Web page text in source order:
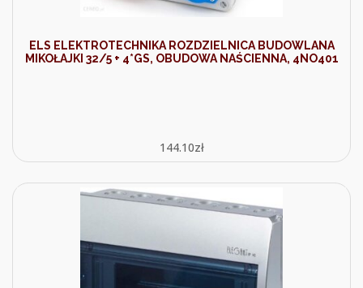
ELS ELEKTROTECHNIKA ROZDZIELNICA BUDOWLANA
MIKOŁAJKI 32/5 + 4*GS, OBUDOWA NAŚCIENNA, 4NO401
144.10zł